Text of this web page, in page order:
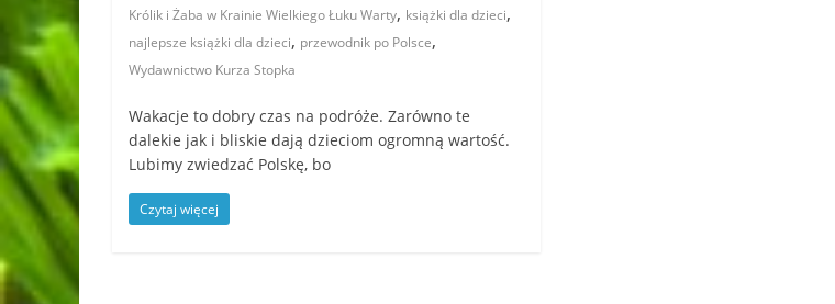
Królik i Żaba w Krainie Wielkiego Łuku Warty, książki dla dzieci,
najlepsze książki dla dzieci, przewodnik po Polsce,
Wydawnictwo Kurza Stopka
Wakacje to dobry czas na podróże. Zarówno te
dalekie jak i bliskie dają dzieciom ogromną wartość.
Lubimy zwiedzać Polskę, bo
Czytaj więcej